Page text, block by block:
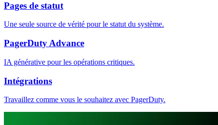
Pages de statut
Une seule source de vérité pour le statut du système.
PagerDuty Advance
IA générative pour les opérations critiques.
Intégrations
Travaillez comme vous le souhaitez avec PagerDuty.